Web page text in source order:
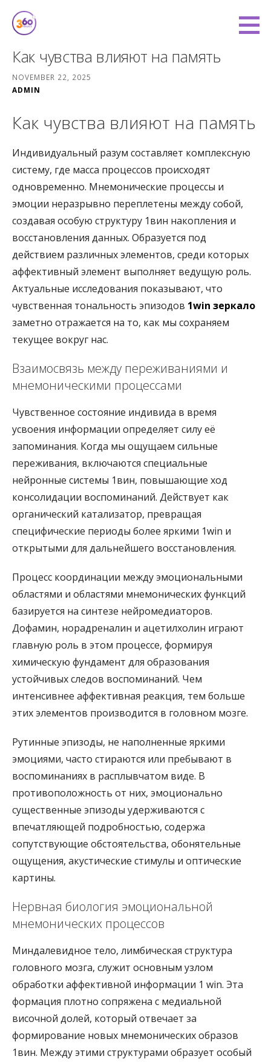
360 Degree Finance
Как чувства влияют на память
NOVEMBER 22, 2025
ADMIN
Как чувства влияют на память
Индивидуальный разум составляет комплексную
систему, где масса процессов происходят
одновременно. Мнемонические процессы и
эмоции неразрывно переплетены между собой,
создавая особую структуру 1вин накопления и
восстановления данных. Образуется под
действием различных элементов, среди которых
аффективный элемент выполняет ведущую роль.
Актуальные исследования показывают, что
чувственная тональность эпизодов 1win зеркало
заметно отражается на то, как мы сохраняем
текущее вокруг нас.
Взаимосвязь между переживаниями и
мнемоническими процессами
Чувственное состояние индивида в время
усвоения информации определяет силу её
запоминания. Когда мы ощущаем сильные
переживания, включаются специальные
нейронные системы 1вин, повышающие ход
консолидации воспоминаний. Действует как
органический катализатор, превращая
специфические периоды более яркими 1win и
открытыми для дальнейшего восстановления.
Процесс координации между эмоциональными
областями и областями мнемонических функций
базируется на синтезе нейромедиаторов.
Дофамин, норадреналин и ацетилхолин играют
главную роль в этом процессе, формируя
химическую фундамент для образования
устойчивых следов воспоминаний. Чем
интенсивнее аффективная реакция, тем больше
этих элементов производится в головном мозге.
Рутинные эпизоды, не наполненные яркими
эмоциями, часто стираются или пребывают в
воспоминаниях в расплывчатом виде. В
противоположность от них, эмоционально
существенные эпизоды удерживаются с
впечатляющей подробностью, содержа
сопутствующие обстоятельства, обонятельные
ощущения, акустические стимулы и оптические
картины.
Нервная биология эмоциональной
мнемонических процессов
Миндалевидное тело, лимбическая структура
головного мозга, служит основным узлом
обработки аффективной информации 1 win. Эта
формация плотно сопряжена с медиальной
височной долей, который отвечает за
формирование новых мнемонических образов
1вин. Между этими структурами образует особый